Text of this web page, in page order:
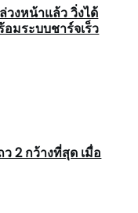
วงหน้าแล้ว วิ่งได้
อมระบบชาร์จเร็ว
2 กว้างที่สุด เมื่อ